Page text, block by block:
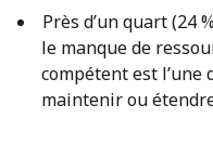
Près d’un quart (24
le manque de
compétent est
maintenir ou